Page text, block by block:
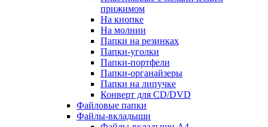
прижимом
На кнопке
На молнии
Папки на резинках
Папки-уголки
Папки-портфели
Папки-органайзеры
Папки на липучке
Конверт для CD/DVD
Файловые папки
Файлы-вкладыши